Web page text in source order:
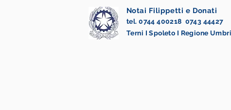
Notai Filippetti e Donati
tel. 0744 400218 0743 44427
Terni I Spoleto I Regione